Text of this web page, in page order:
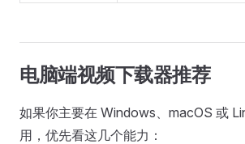
电脑端视频下载器推荐
如果你主要在 Windows、macOS 或
用，优先看这几个能力：